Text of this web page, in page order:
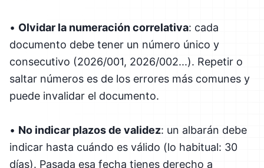
• Olvidar la numeración correlativa: cada
documento debe tener un número único y
consecutivo (2026/001, 2026/002...). Repetir o
saltar números es de los errores más comunes y
puede invalidar el documento.
• No indicar plazos de validez: un albarán debe
indicar hasta cuándo es válido (lo habitual: 30
días). Pasada esa fecha tienes derecho a